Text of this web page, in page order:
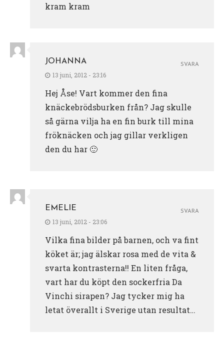
kram kram
JOHANNA
13 juni, 2012 - 23:16
Hej Åse! Vart kommer den fina
knäckebrödsburken från? Jag skulle
så gärna vilja ha en fin burk till mina
fröknäcken och jag gillar verkligen
den du har 🙂
SVARA
EMELIE
13 juni, 2012 - 23:06
Vilka fina bilder på barnen, och va fint
köket är; jag älskar rosa med de vita &
svarta kontrasterna!! En liten fråga,
vart har du köpt den sockerfria Da
Vinchi sirapen? Jag tycker mig ha
letat överallt i Sverige utan resultat…
SVARA